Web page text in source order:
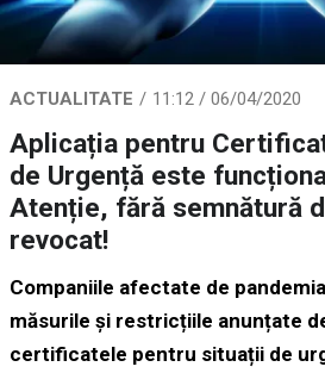
ACTUALITATE 11:12 / 06/04/2020
Aplicația pentru
de Urgență este
Atenție, fără semnătură
revocat!
Companiile afectate de
măsurile și restricțiile anunțate
certificatele pentru situații de